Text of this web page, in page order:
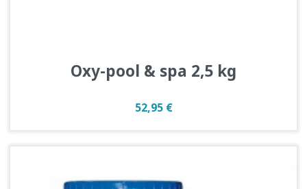
Oxy-pool & spa 2,5 kg
Prix
52,95 €